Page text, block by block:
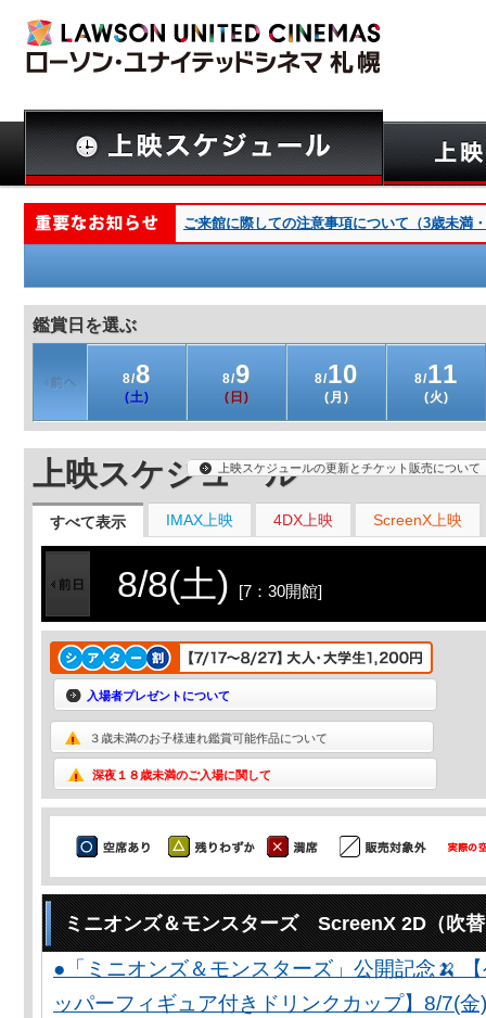
ご来館に際しての注意事項について（3歳未満
鑑賞日を選ぶ
8/8
(土)
8/9
(日)
8/10
(月)
8/11
(火)
上映スケジュール
すべて表示 IMAX上映 4DX上映 ScreenX上映
上映スケジュールの更新とチケット販売について
8/8(土) [7：30開館]
入場者プレゼントについて
３歳未満のお子様連れ鑑賞可能作品について
深夜１８歳未満のご入場に関して
ミニオンズ＆モンスターズ ScreenX 2D（吹
●「ミニオンズ＆モンスターズ」公開記念🍌
ッパーフィギュア付きドリンクカップ】8/7(金